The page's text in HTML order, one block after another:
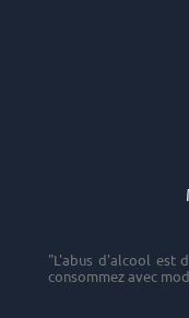
"L'abus d'alcool est
consommez avec